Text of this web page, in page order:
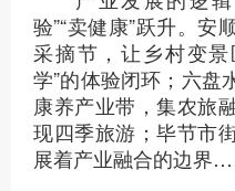
验”“卖健康”跃升。安
采摘节，让乡村变
学”的体验闭环；六盘
康养产业带，集农旅
现四季旅游；毕节市
展着产业融合的边界